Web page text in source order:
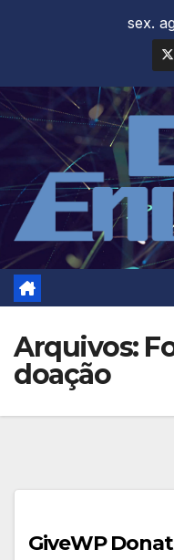
sex.
Arquivos:
doação
GiveWP